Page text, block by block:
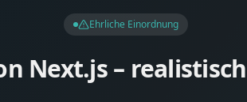
Ehrliche Einordnung
Next.js –